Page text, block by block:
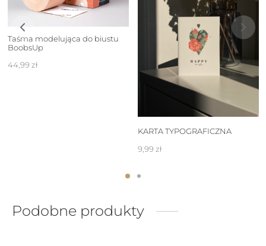
Taśma modelująca do biustu
BoobsUp
44,99 zł
KARTA TYPOGRAFICZNA
9,99 zł
Podobne produkty